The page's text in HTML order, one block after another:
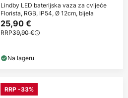
Lindby LED baterijska vaza za cvijeće
Florista, RGB, IP54, Ø 12cm, bijela
25,90 €
RRP39,90 €
Na lageru
RRP -33%